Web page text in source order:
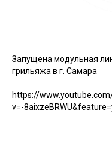
Запущена модульная
грильяжа в г. Самара
https://
v=-